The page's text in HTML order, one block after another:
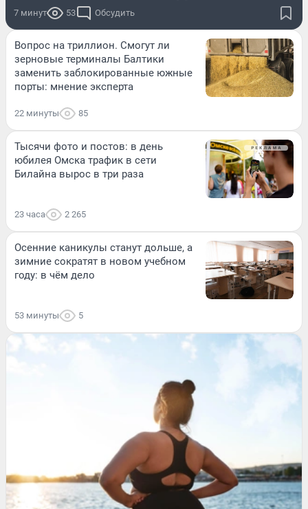
7 минут 53 Обсудить
Вопрос на триллион. Смогут ли
зерновые терминалы Балтики
заменить заблокированные южные
порты: мнение эксперта
22 минуты 85
Тысячи фото и постов: в день
юбилея Омска трафик в сети
Билайна вырос в три раза
23 часа 2 265
Осенние каникулы станут дольше, а
зимние сократят в новом учебном
году: в чём дело
53 минуты 5